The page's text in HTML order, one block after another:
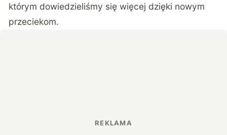
którym dowiedzieliśmy się więcej dzięki nowym
przeciekom.